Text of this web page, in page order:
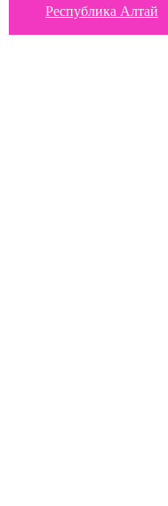
Республика Алтай